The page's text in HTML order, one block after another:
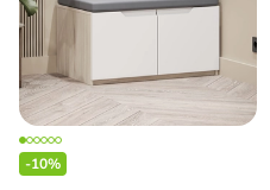
для обуви
-10%